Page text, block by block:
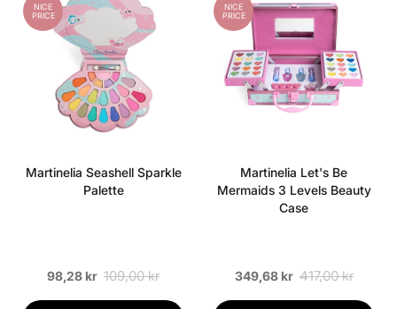
NICE
PRICE
Martinelia Seashell Sparkle
Palette
98,28 kr 109,00 kr
NICE
PRICE
Martinelia Let's Be
Mermaids 3 Levels Beauty
Case
349,68 kr 417,00 kr